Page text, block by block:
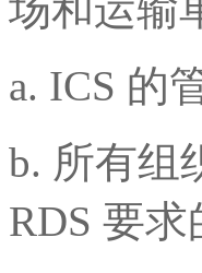
场和运输
a. ICS 的
b. 所有组
RDS 要